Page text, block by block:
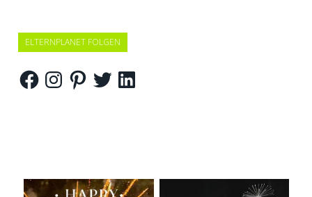
ELTERNPLANET FOLGEN
FacebookInstagramPinterestTwitterLinkedIn